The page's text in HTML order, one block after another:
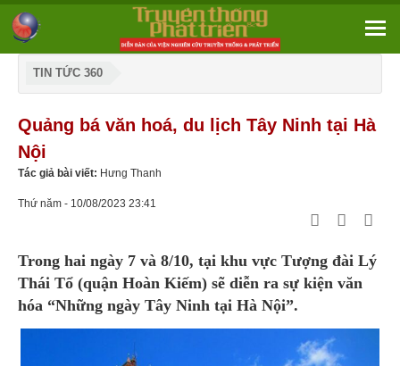
TIN TỨC 360
Quảng bá văn hoá, du lịch Tây Ninh tại Hà
Nội
Tác giả bài viết: Hưng Thanh
Thứ năm - 10/08/2023 23:41
Trong hai ngày 7 và 8/10, tại khu vực Tượng đài Lý
Thái Tổ (quận Hoàn Kiếm) sẽ diễn ra sự kiện văn
hóa “Những ngày Tây Ninh tại Hà Nội”.